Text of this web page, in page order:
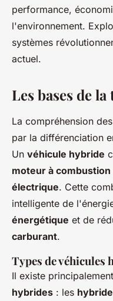
performance,
l'environnement.
systèmes
actuel.
Les bases de
La compréhension
par la différenciation
Un véhicule hybride
moteur à combustion
électrique. Cette
intelligente de
énergétique et de
carburant.
Types de véhicules
Il existe
hybrides : les